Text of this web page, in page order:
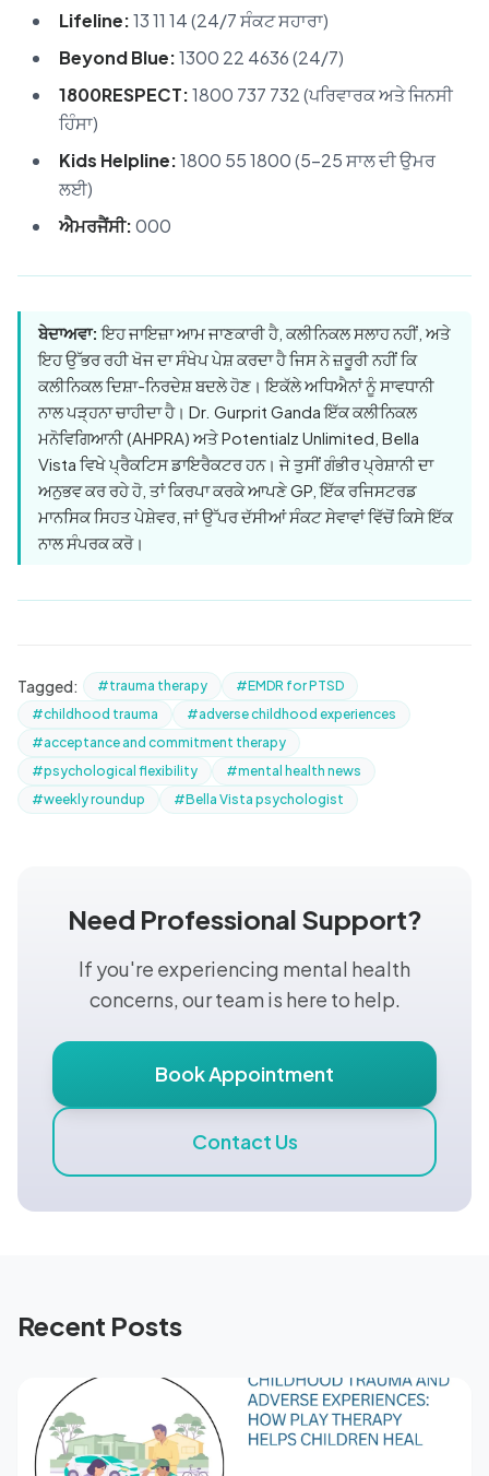
Lifeline:13 11 14 (24/7 ਸੰਕਟ ਸਹਾਰਾ)
Beyond Blue:1300 22 4636 (24/7)
1800RESPECT:1800 737 732 (ਪਰਿਵਾਰਕ ਅਤੇ ਜਿਨਸੀ
ਹਿੰਸਾ)
Kids Helpline:1800 55 1800 (5–25 ਸਾਲ ਦੀ ਉਮਰ
ਲਈ)
ਐਮਰਜੈਂਸੀ:000
ਬੇਦਾਅਵਾ: ਇਹ ਜਾਇਜ਼ਾ ਆਮ ਜਾਣਕਾਰੀ ਹੈ, ਕਲੀਨਿਕਲ ਸਲਾਹ ਨਹੀਂ, ਅਤੇ
ਇਹ ਉੱਭਰ ਰਹੀ ਖੋਜ ਦਾ ਸੰਖੇਪ ਪੇਸ਼ ਕਰਦਾ ਹੈ ਜਿਸ ਨੇ ਜ਼ਰੂਰੀ ਨਹੀਂ ਕਿ
ਕਲੀਨਿਕਲ ਦਿਸ਼ਾ-ਨਿਰਦੇਸ਼ ਬਦਲੇ ਹੋਣ। ਇਕੱਲੇ ਅਧਿਐਨਾਂ ਨੂੰ ਸਾਵਧਾਨੀ
ਨਾਲ ਪੜ੍ਹਨਾ ਚਾਹੀਦਾ ਹੈ। Dr. Gurprit Ganda ਇੱਕ ਕਲੀਨਿਕਲ
ਮਨੋਵਿਗਿਆਨੀ (AHPRA) ਅਤੇ Potentialz Unlimited, Bella
Vista ਵਿਖੇ ਪ੍ਰੈਕਟਿਸ ਡਾਇਰੈਕਟਰ ਹਨ। ਜੇ ਤੁਸੀਂ ਗੰਭੀਰ ਪ੍ਰੇਸ਼ਾਨੀ ਦਾ
ਅਨੁਭਵ ਕਰ ਰਹੇ ਹੋ, ਤਾਂ ਕਿਰਪਾ ਕਰਕੇ ਆਪਣੇ GP, ਇੱਕ ਰਜਿਸਟਰਡ
ਮਾਨਸਿਕ ਸਿਹਤ ਪੇਸ਼ੇਵਰ, ਜਾਂ ਉੱਪਰ ਦੱਸੀਆਂ ਸੰਕਟ ਸੇਵਾਵਾਂ ਵਿੱਚੋਂ ਕਿਸੇ ਇੱਕ
ਨਾਲ ਸੰਪਰਕ ਕਰੋ।
Tagged: #trauma therapy
#EMDR for PTSD
#childhood trauma
#adverse childhood experiences
#acceptance and commitment therapy
#psychological flexibility
#mental health news
#weekly roundup
#Bella Vista psychologist
Need Professional Support?
If you're experiencing mental health
concerns, our team is here to help.
Book Appointment
Contact Us
Recent Posts